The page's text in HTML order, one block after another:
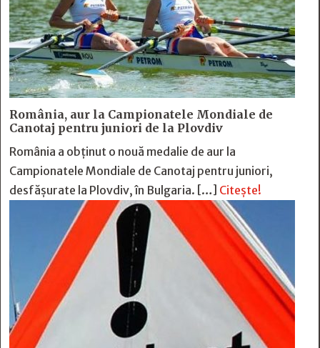
România, aur la Campionatele Mondiale de
Canotaj pentru juniori de la Plovdiv
România a obținut o nouă medalie de aur la
Campionatele Mondiale de Canotaj pentru juniori,
desfășurate la Plovdiv, în Bulgaria. […] Citește!